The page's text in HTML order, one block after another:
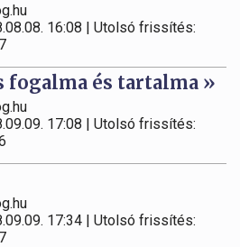
16:08 | Utolsó frissítés:
fogalma és tartalma »
17:08 | Utolsó frissítés:
17:34 | Utolsó frissítés: